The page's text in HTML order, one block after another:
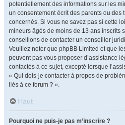
potentiellement des informations sur les
un consentement écrit des parents ou des
concernés. Si vous ne savez pas si cette
mineurs âgés de moins de 13 ans inscrits
conseillons de contacter un conseiller
Veuillez noter que phpBB Limited et que
peuvent pas vous proposer d’assistance
contactés à ce sujet, excepté lorsque
« Qui dois-je contacter à propos de
liés à ce forum ? ».
Haut
Pourquoi ne puis-je pas m’inscrire ?